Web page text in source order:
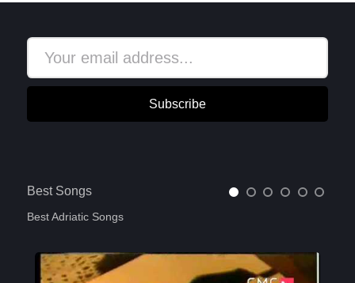
Subscribe
Best Songs
Best Adriatic Songs